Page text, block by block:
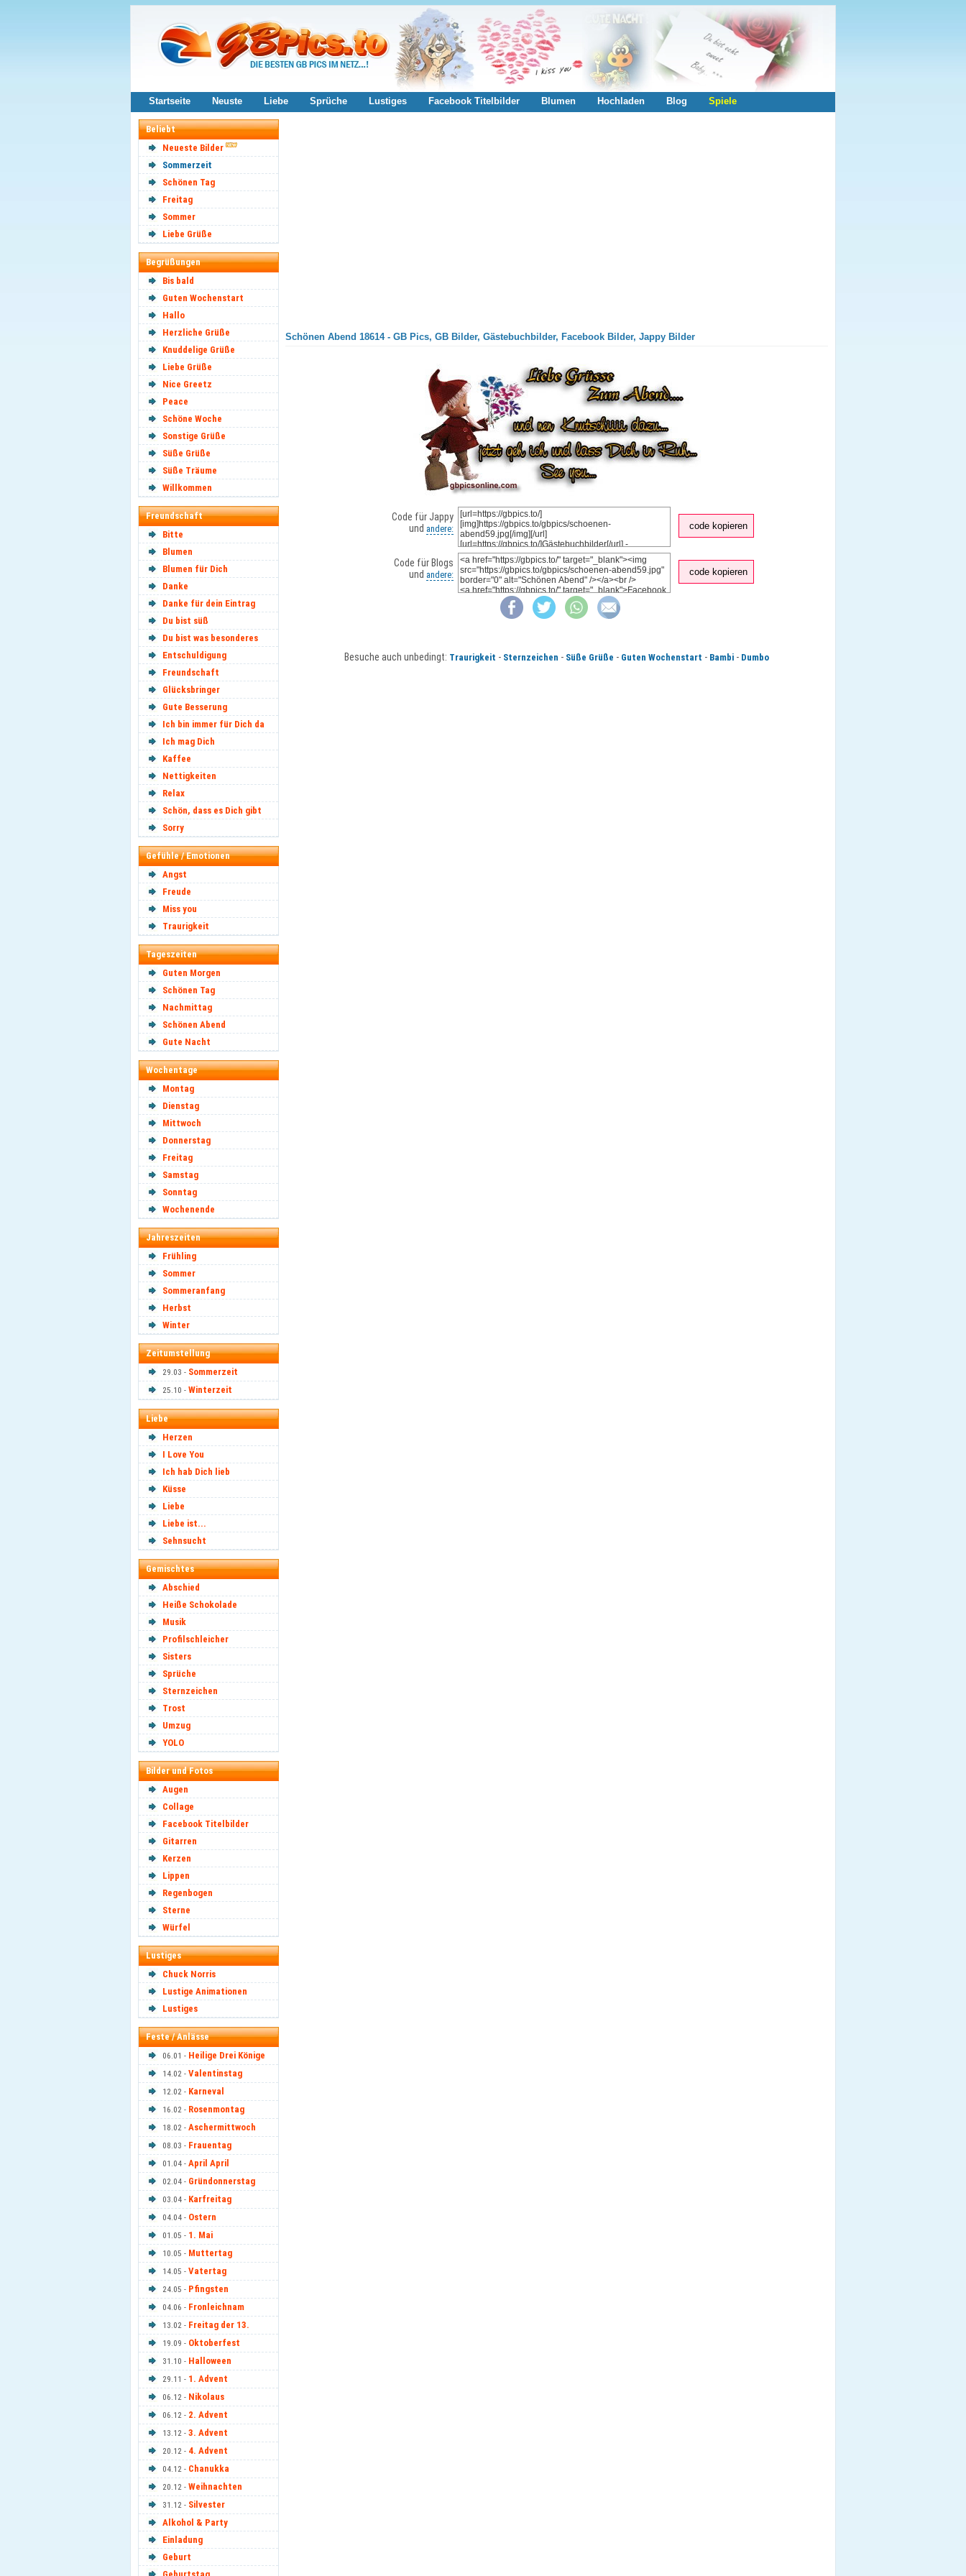
Startseite Neuste Liebe Sprüche Lustiges Facebook Titelbilder Blumen Hochladen Blog Spiele
Beliebt
Neueste Bilder
Sommerzeit
Schönen Tag
Freitag
Sommer
Liebe Grüße
Begrüßungen
Bis bald
Guten Wochenstart
Hallo
Herzliche Grüße
Knuddelige Grüße
Liebe Grüße
Nice Greetz
Peace
Schöne Woche
Sonstige Grüße
Süße Grüße
Süße Träume
Willkommen
Freundschaft
Bitte
Blumen
Blumen für Dich
Danke
Danke für dein Eintrag
Du bist süß
Du bist was besonderes
Entschuldigung
Freundschaft
Glücksbringer
Gute Besserung
Ich bin immer für Dich da
Ich mag Dich
Kaffee
Nettigkeiten
Relax
Schön, dass es Dich gibt
Sorry
Gefühle / Emotionen
Angst
Freude
Miss you
Traurigkeit
Tageszeiten
Guten Morgen
Schönen Tag
Nachmittag
Schönen Abend
Gute Nacht
Wochentage
Montag
Dienstag
Mittwoch
Donnerstag
Freitag
Samstag
Sonntag
Wochenende
Jahreszeiten
Frühling
Sommer
Sommeranfang
Herbst
Winter
Zeitumstellung
29.03 - Sommerzeit
25.10 - Winterzeit
Liebe
Herzen
I Love You
Ich hab Dich lieb
Küsse
Liebe
Liebe ist...
Sehnsucht
Gemischtes
Abschied
Heiße Schokolade
Musik
Profilschleicher
Sisters
Sprüche
Sternzeichen
Trost
Umzug
YOLO
Bilder und Fotos
Augen
Collage
Facebook Titelbilder
Gitarren
Kerzen
Lippen
Regenbogen
Sterne
Würfel
Lustiges
Chuck Norris
Lustige Animationen
Lustiges
Feste / Anlässe
06.01 - Heilige Drei Könige
14.02 - Valentinstag
12.02 - Karneval
16.02 - Rosenmontag
18.02 - Aschermittwoch
08.03 - Frauentag
01.04 - April April
02.04 - Gründonnerstag
03.04 - Karfreitag
04.04 - Ostern
01.05 - 1. Mai
10.05 - Muttertag
14.05 - Vatertag
24.05 - Pfingsten
04.06 - Fronleichnam
13.02 - Freitag der 13.
19.09 - Oktoberfest
31.10 - Halloween
29.11 - 1. Advent
06.12 - Nikolaus
06.12 - 2. Advent
13.12 - 3. Advent
20.12 - 4. Advent
04.12 - Chanukka
20.12 - Weihnachten
31.12 - Silvester
Alkohol & Party
Einladung
Geburt
Schönen Abend 18614 - GB Pics, GB Bilder, Gästebuchbilder, Facebook Bilder, Jappy Bilder
Code für Jappy
und andere: code kopieren
Code für Blogs
und andere: code kopieren
Besuche auch unbedingt: Traurigkeit - Sternzeichen - Süße Grüße - Guten Wochenstart - Bambi - Dumbo